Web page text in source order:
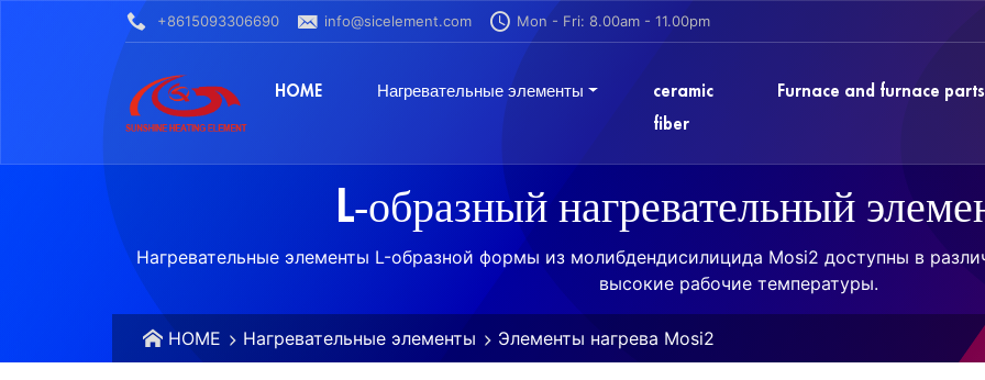
+8615093306690 info@sicelement.com Mon - Fri: 8.00am - 11.00pm
HOME Нагревательные элементы
ceramic
fiber
Furnace and furnace parts
L-образный нагревательный
Нагревательные элементы L-образной формы из молибдендисилицида Mosi2 доступны в
высокие рабочие температуры.
HOME Нагревательные элементы Элементы нагрева Mosi2